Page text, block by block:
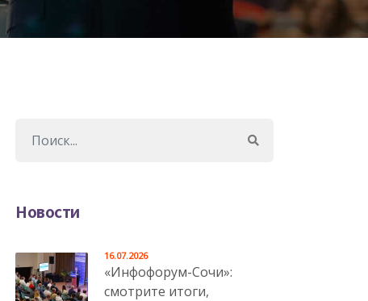
Новости
«Инфофорум-Сочи»:
смотрите итоги,
16.07.2026